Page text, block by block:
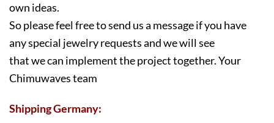
own ideas.
So please feel free to send us a message if you have
any special jewelry requests and we will see
that we can implement the project together. Your
Chimuwaves team
Shipping Germany: